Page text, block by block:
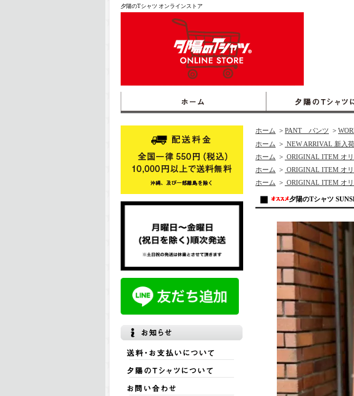
夕陽のTシャツ オンラインストア
ホーム > PANT パンツ >
ホーム > NEW ARRIVAL 新入
ホーム > ORIGINAL ITEM オ
ホーム > ORIGINAL ITEM オ
ホーム > ORIGINAL ITEM オ
夕陽のTシャツ